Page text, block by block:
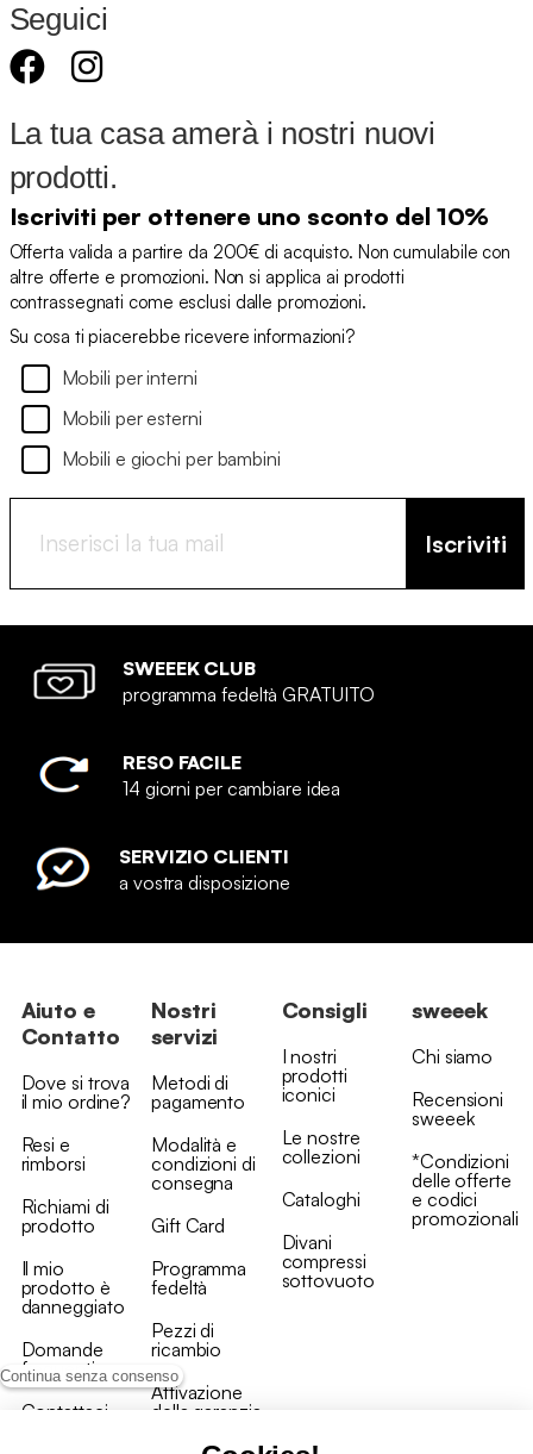
Continua senza consenso
Seguici
La tua casa amerà i nostri nuovi
prodotti.
Iscriviti per ottenere uno sconto del 10%
Offerta valida a partire da 200€ di acquisto. Non cumulabile con
altre offerte e promozioni. Non si applica ai prodotti
contrassegnati come esclusi dalle promozioni.
Su cosa ti piacerebbe ricevere informazioni?
Mobili per interni
Mobili per esterni
Mobili e giochi per bambini
Iscriviti
SWEEEK CLUB
programma fedeltà GRATUITO
RESO FACILE
14 giorni per cambiare idea
SERVIZIO CLIENTI
a vostra disposizione
Aiuto e
Contatto
Dove si trova
il mio ordine?
Resi e
rimborsi
Richiami di
prodotto
Il mio
prodotto è
danneggiato
Domande
frequenti
Contattaci
Nostri
servizi
Metodi di
pagamento
Modalità e
condizioni di
consegna
Gift Card
Programma
fedeltà
Pezzi di
ricambio
Attivazione
della garanzia
Consigli
I nostri
prodotti
iconici
Le nostre
collezioni
Cataloghi
Divani
compressi
sottovuoto
sweeek
Chi siamo
Recensioni
sweeek
*Condizioni
delle offerte
e codici
promozionali